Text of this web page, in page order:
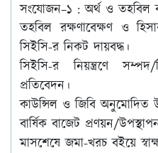
সংযোজন–১ : অর্থ ও তহবিল
তহবিল রক্ষণাবেক্ষণ ও
সিইসি-র নিকট দায়বদ্ধ।
সিইসি-র নিয়ন্ত্রণে
প্রতিবেদন।
কাউন্সিল ও জিবি অনুমোদিত
বার্ষিক বাজেট প্রণয়ন/
মাসশেষে জমা-খরচ বইয়ে